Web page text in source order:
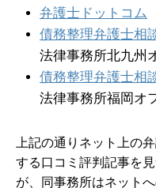
弁護士ドットコム
債務整理弁護士相
法律事務所北九州
債務整理弁護士相
法律事務所福岡オ
上記の通りネット上の
する口コミ評判記事を
が、同事務所はネット